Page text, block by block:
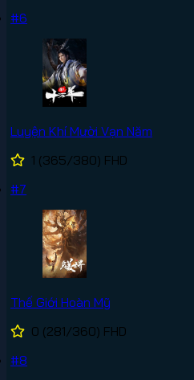
#6
Luyện Khí Mười Vạn Năm
1 (365/380) FHD
#7
Thế Giới Hoàn Mỹ
0 (281/360) FHD
#8